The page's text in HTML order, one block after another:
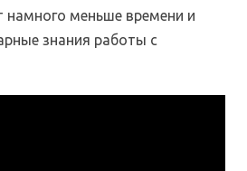
намного меньше времени и
знания работы с